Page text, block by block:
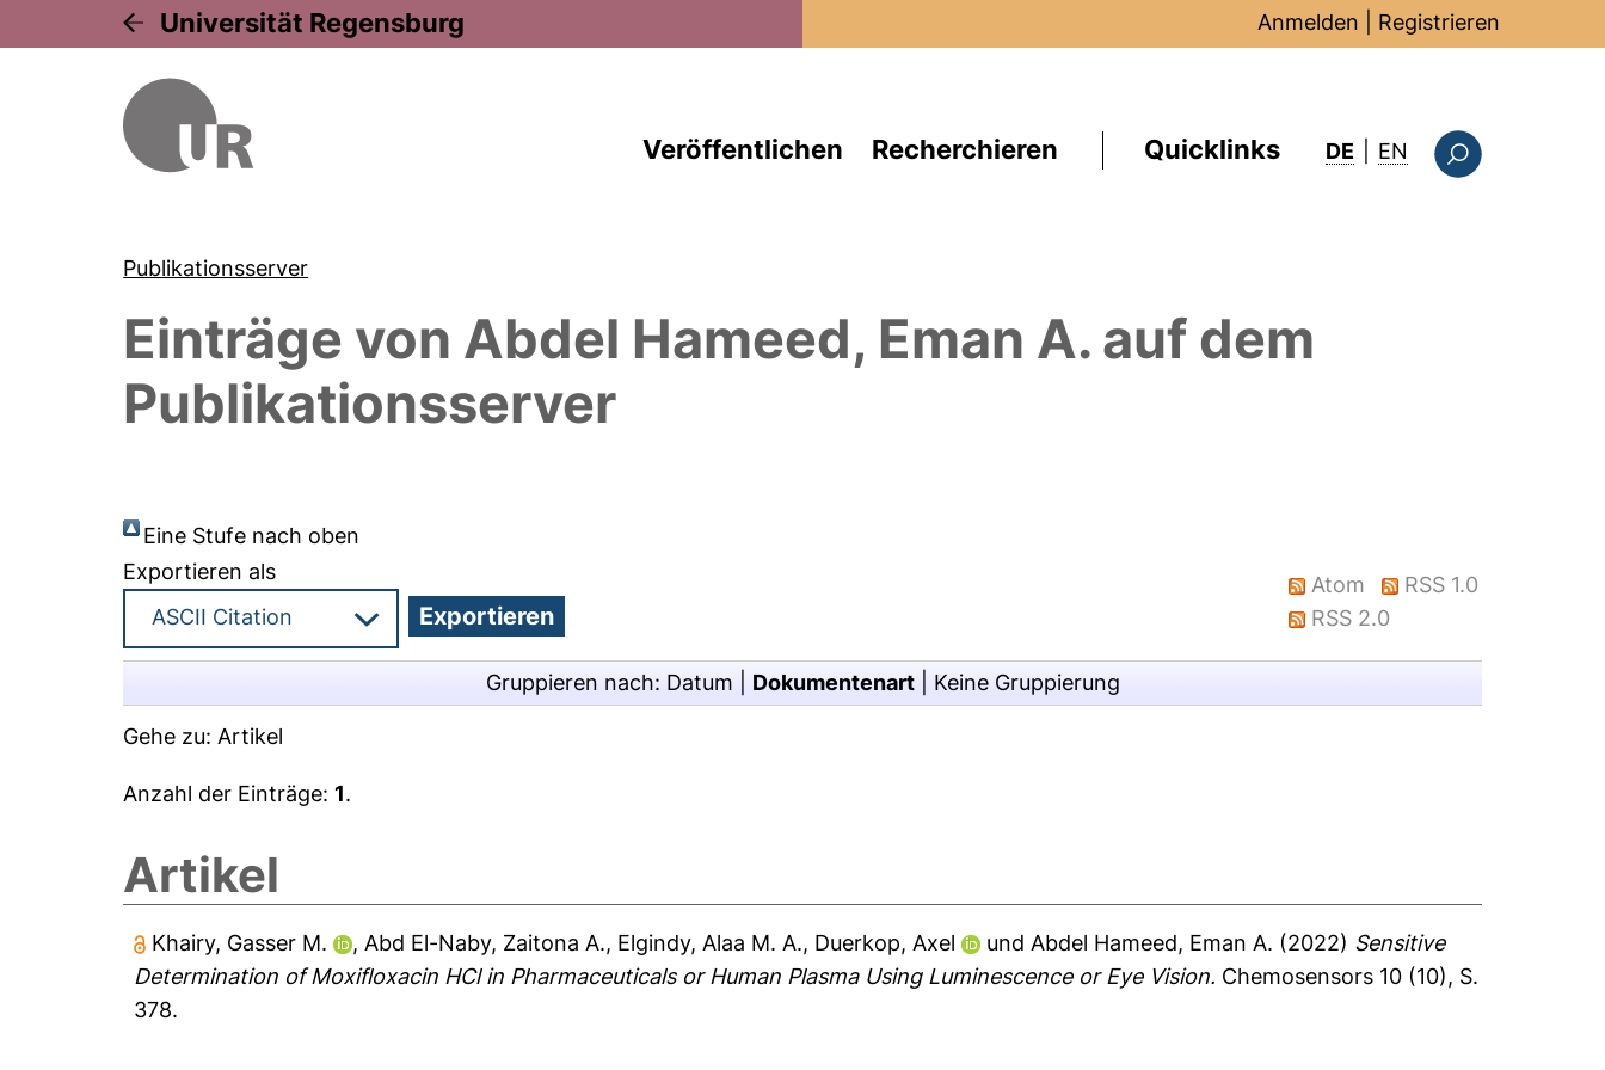
Universität Regensburg Anmelden Registrieren
Veröffentlichen Recherchieren Quicklinks DE EN : this page in
Publikationsserver
Einträge von Abdel Hameed, Eman A. auf dem
Publikationsserver
Eine Stufe nach oben
Exportieren als
Atom
RSS 1.0
RSS 2.0
Gruppieren nach: Datum Dokumentenart| Keine Gruppierung
Gehe zu: Artikel
Anzahl der Einträge:1.
Artikel
Khairy, Gasser M. , Abd El-Naby, Zaitona A., Elgindy, Alaa M. A., Duerkop, Axel und Abdel Hameed, Eman A. (2022) Sensitive
Determination of Moxifloxacin HCl in Pharmaceuticals or Human Plasma Using Luminescence or Eye Vision. Chemosensors 10 (10), S.
378.